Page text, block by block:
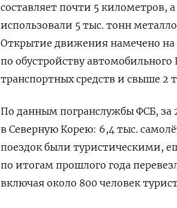
составляет почти 5 километров,
использовали 5 тыс. тонн
Открытие движения намечено на
по обустройству
транспортных средств и свыше 2
По данным погранслужбы ФСБ, за
в Северную Корею: 6,4 тыс.
поездок были туристическими,
по итогам прошлого года
включая около 800 человек